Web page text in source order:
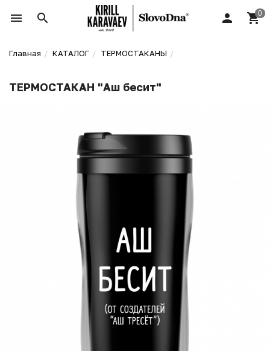
Главная КАТАЛОГ ТЕРМОСТАКАНЫ
ТЕРМОСТАКАН "Аш бесит"